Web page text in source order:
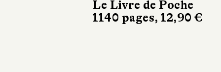
Le Livre de Poche
1140 pages, 12,90 €